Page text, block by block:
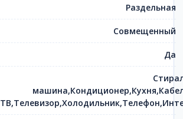
Раздельная
Совмещенный
Да